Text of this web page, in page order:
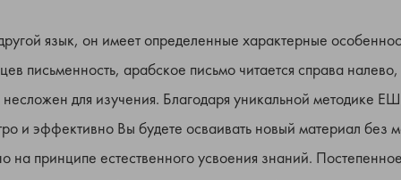
язык, он имеет определенные характерные
письменность, арабское письмо читается справа
несложен для изучения. Благодаря уникальной методике
и эффективно Вы будете осваивать новый материал без
принципе естественного усвоения знаний.